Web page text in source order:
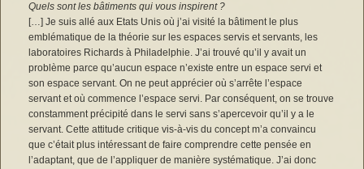
Quels sont les bâtiments qui vous inspirent ?
[…] Je suis allé aux Etats Unis où j’ai visité la bâtiment le plus
emblématique de la théorie sur les espaces servis et servants, les
laboratoires Richards à Philadelphie. J’ai trouvé qu’il y avait un
problème parce qu’aucun espace n’existe entre un espace servi et
son espace servant. On ne peut apprécier où s’arrête l’espace
servant et où commence l’espace servi. Par conséquent, on se trouve
constamment précipité dans le servi sans s’apercevoir qu’il y a le
servant. Cette attitude critique vis-à-vis du concept m’a convaincu
que c’était plus intéressant de faire comprendre cette pensée en
l’adaptant, que de l’appliquer de manière systématique. J’ai donc